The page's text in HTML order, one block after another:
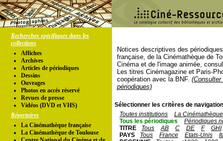
Recherches spécifiques dans les
collections
Affiches
Archives
Articles de périodiques
Dessins
Ouvrages
Photos en accés réservé
Revues de presse
Vidéos (DVD et VHS)
Répertoires
La Cinémathèque française
La Cinémathèque de Toulouse
Notices descriptives des
française, de la Cinémathèque de
Cinéma et de l'image animée,
Les titres Cinémagazine et Paris-
coopération avec la BNF.
périodiques)
Sélectionner les critères de
Toutes institutions
La
Tous les périodiques
Périodiques
TITRE
Tous AB C DE F
GHI
PAYS
Tous France Etats-Unis